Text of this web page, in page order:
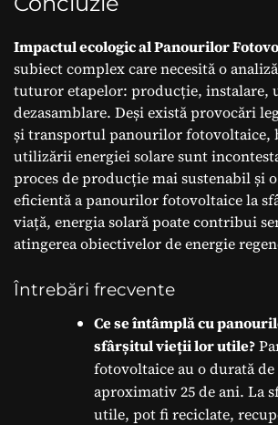
Impactul ecologic al Panourilor
subiect complex care necesită o
tuturor etapelor: producție, instalare,
dezasamblare. Deși există provocări
și transportul panourilor fotovoltaice,
utilizării energiei solare sunt
proces de producție mai sustenabil și
eficientă a panourilor fotovoltaice la
viață, energia solară poate contribui
atingerea obiectivelor de energie
Întrebări frecvente
Ce se întâmplă cu
sfârșitul vieții lor utile?
fotovoltaice au o durată de
aproximativ 25 de ani. La
utile, pot fi reciclate,